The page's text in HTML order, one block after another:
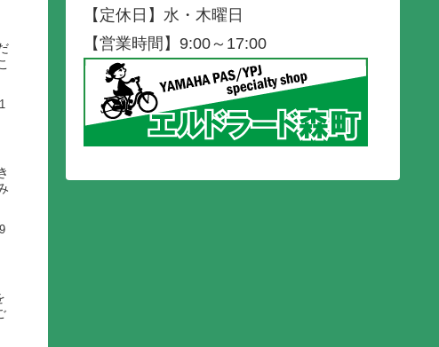
【定休日】水・木曜日
【営業時間】9:00～17:00